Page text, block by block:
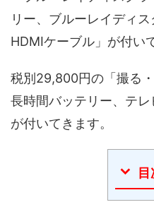
リー、ブルーレイディ
HDMIケーブル」が付い
税別29,800円の「撮る
長時間バッテリー、テレ
が付いてきます。